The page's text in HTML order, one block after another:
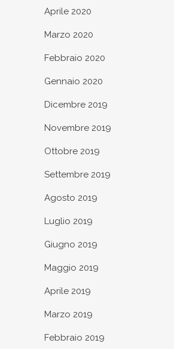
Aprile 2020
Marzo 2020
Febbraio 2020
Gennaio 2020
Dicembre 2019
Novembre 2019
Ottobre 2019
Settembre 2019
Agosto 2019
Luglio 2019
Giugno 2019
Maggio 2019
Aprile 2019
Marzo 2019
Febbraio 2019